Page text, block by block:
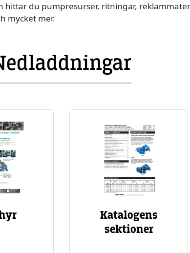
du pumpresurser, ritningar,
mycket mer.
Image
Katalogens
sektioner